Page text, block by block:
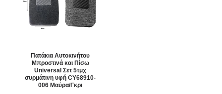
Πατάκια Αυτοκινήτου
Μπροστινά και Πίσω
Universal Σετ 5τμχ
συρμάτινη υφή CY68910-
006 Μαύρα/Γκρι